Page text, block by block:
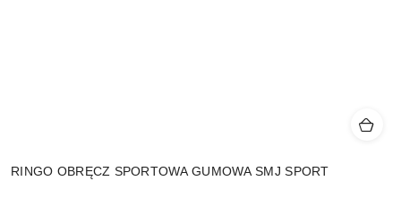
RINGO OBRĘCZ SPORTOWA GUMOWA SMJ SPORT